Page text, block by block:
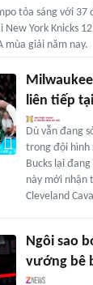
tỏa sáng với 37
New York Knicks
mùa giải năm nay.
liên tiếp
Dù vẫn đang
trong đội hình
Bucks lại
này mới nhận
Cleveland
Ngôi sao
vướng bê